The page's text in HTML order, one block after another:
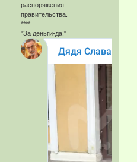
распоряжения
правительства.
****
"За деньги-да!"